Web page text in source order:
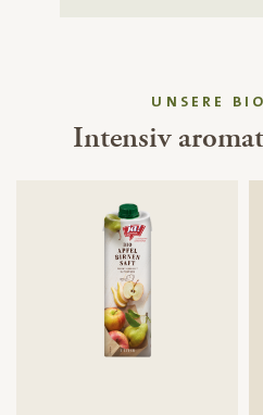
UNSERE
Intensiv